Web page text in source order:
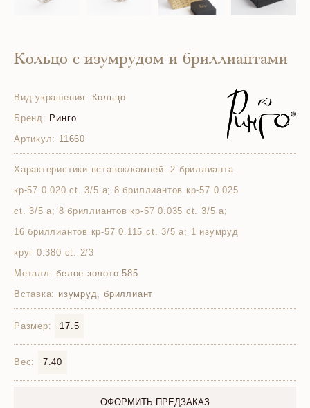
Кольцо с изумрудом и бриллиантами
Вид украшения: Кольцо
Бренд: Ринго
Артикул: 11660
Характеристики вставок/камней: 2 бриллианта
кр-57 0.020 ct. 3/5 а; 8 бриллиантов кр-57 0.025
ct. 3/5 а; 8 бриллиантов кр-57 0.035 ct. 3/5 а;
16 бриллиантов кр-57 0.115 ct. 3/5 а; 1 изумруд
круг 0.380 ct. 2/3
Металл: белое золото 585
Вставка: изумруд, бриллиант
Размер: 17.5
Вес: 7.40
ОФОРМИТЬ ПРЕДЗАКАЗ